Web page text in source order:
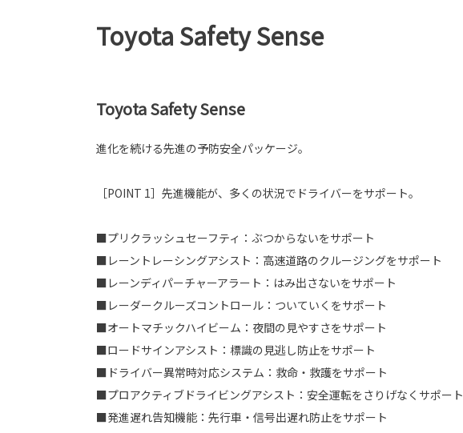
Toyota Safety Sense
Toyota Safety Sense
進化を続ける先進の予防安全パッケージ。
［POINT 1］先進機能が、多くの状況でドライバーをサポート。
■プリクラッシュセーフティ：ぶつからないをサポート
■レーントレーシングアシスト：高速道路のクルージングをサポート
■レーンディパーチャーアラート：はみ出さないをサポート
■レーダークルーズコントロール：ついていくをサポート
■オートマチックハイビーム：夜間の見やすさをサポート
■ロードサインアシスト：標識の見逃し防止をサポート
■ドライバー異常時対応システム：救命・救護をサポート
■プロアクティブドライビングアシスト：安全運転をさりげなくサポート
■発進遅れ告知機能：先行車・信号出遅れ防止をサポート